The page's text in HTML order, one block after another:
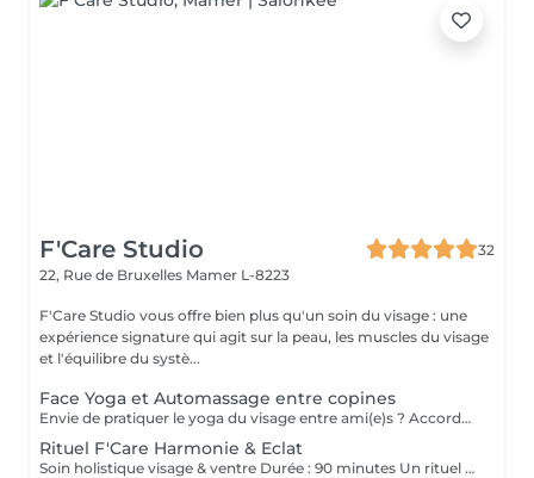
F'Care Studio
32
22, Rue de Bruxelles Mamer L-8223
F'Care Studio vous offre bien plus qu'un soin du visage : une
expérience signature qui agit sur la peau, les muscles du visage
et l'équilibre du systè...
Face Yoga et Automassage entre copines
Envie de pratiquer le yoga du visage entre ami(e)s ? Accordez-vous un moment de détente et de partage, tout en apprenant les pratiques de Yoga facial et de l'automassage. Des solutions naturelles et efficaces pour tonifier, lisser, restructurer le visage, et raviver l'éclat. Franciane adapte le contenu du cours selon votre tranche d'âge, vos préoccupations et envies. Les cours collectifs sont proposés pour des groupes de 3 à 10 personnes. Prix dégressif à partir de 5 participantes Cours de 60 minutes en présentiel chez F'Care Studio, 22 rue de Bruxelles, L-8223 Mamer (Luxembourg).
Rituel F'Care Harmonie & Eclat
Soin holistique visage & ventre Durée : 90 minutes Un rituel profondément rééquilibrant qui relie le ventre, le visage et le système nerveux pour libérer les tensions accumulées, alléger le corps et révéler l'éclat naturel du visage. Le Rituel F'Care Harmonie & Éclat débute par un massage abdominal inspiré du Chi Nei Tsang, associé à des techniques de drainage et de travail manuel profond visant à relâcher les tensions physiques et émotionnelles logées dans le ventre. Cette première étape favorise une sensation de légèreté, améliore la circulation et invite le corps à un profond lâcher-prise. Le soin se poursuit avec un massage de la nuque, du cuir chevelu et un massage Face Sculpting sur mesure du visage., Les tensions musculaires se relâchent, les traits se défatiguent, les volumes du visage retrouvent davantage d'harmonie et la peau révèle un éclat plus frais et lumineux. Chaque séance est adaptée aux besoins du moment afin d'accompagner le visage et le corps vers un équilibre plus global. Bienfaits du rituel : Libération des tensions abdominales et émotionnelles Sensation de légèreté et de fluidité dans le corps Relâchement des tensions du visage, de la nuque et des trapèzes Drainage et stimulation de la circulation Traits plus détendus et visage plus lumineux Soutien de l'équilibre global du corps et du système nerveux Résultat : Le ventre se relâche, la respiration devient plus fluide, le visage retrouve de la douceur et de l'éclat. Le corps s'allège, l'esprit s'apaise et une sensation profonde d'harmonie intérieure s'installe.